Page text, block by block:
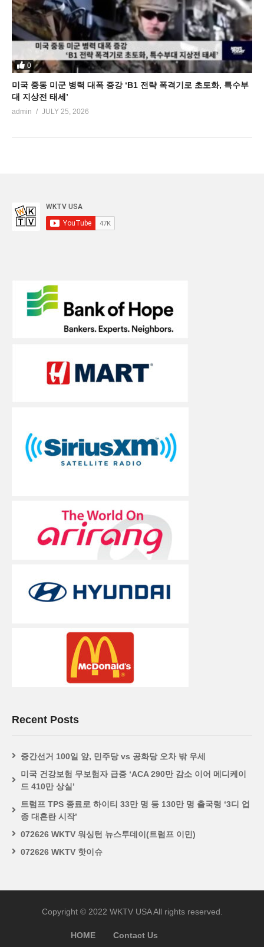
0
미국 중동 미군 병력 대폭 증강 ‘B1 전략 폭격기로 초토화, 특수부
대 지상전 태세’
admin JULY 25, 2026
Recent Posts
중간선거 100일 앞, 민주당 vs 공화당 오차 밖 우세
미국 건강보험 무보험자 급증 ‘ACA 290만 감소 이어 메디케이
드 410만 상실’
트럼프 TPS 종료로 하이티 33만 명 등 130만 명 출국령 ‘3디 업
종 대혼란 시작’
072626 WKTV 워싱턴 뉴스투데이(트럼프 이민)
072626 WKTV 핫이슈
Copyright © 2022 WKTV USA All rights reserved.
HOME Contact Us